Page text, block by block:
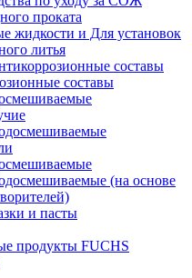
проката
жидкости и Для установок
литья
составы
составы
(на основе
и пасты
продукты FUCHS